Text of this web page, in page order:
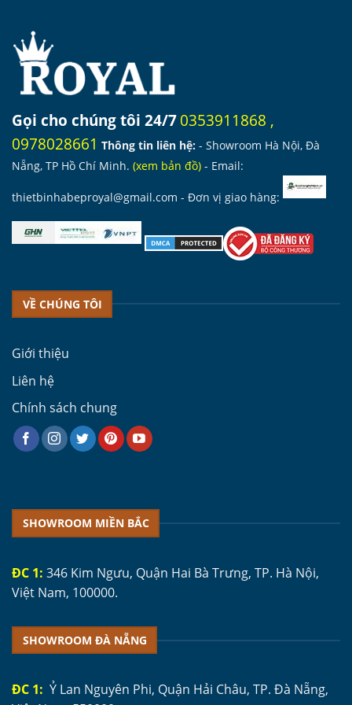
Gọi cho chúng tôi 24/70353911868 ,
0978028661 Thông tin liên hệ: - Showroom Hà Nội, Đà
Nẵng, TP Hồ Chí Minh. (xem bản đồ) - Email:
thietbinhabeproyal@gmail.com - Đơn vị giao hàng:
VỀ CHÚNG TÔI
Giới thiệu
Liên hệ
Chính sách chung
SHOWROOM MIỀN BẮC
ĐC 1: 346 Kim Ngưu, Quận Hai Bà Trưng, TP. Hà Nội,
Việt Nam, 100000.
SHOWROOM ĐÀ NẴNG
ĐC 1: Ỷ Lan Nguyên Phi, Quận Hải Châu, TP. Đà Nẵng,